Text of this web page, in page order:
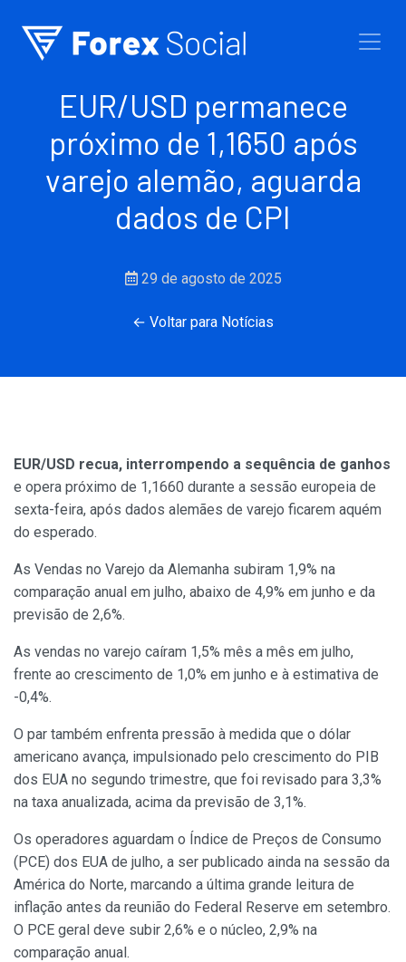
EUR/USD permanece
próximo de 1,1650 após
varejo alemão, aguarda
dados de CPI
29 de agosto de 2025
← Voltar para Notícias
EUR/USD recua, interrompendo a sequência de ganhos
e opera próximo de 1,1660 durante a sessão europeia de
sexta-feira, após dados alemães de varejo ficarem aquém
do esperado.
As Vendas no Varejo da Alemanha subiram 1,9% na
comparação anual em julho, abaixo de 4,9% em junho e da
previsão de 2,6%.
As vendas no varejo caíram 1,5% mês a mês em julho,
frente ao crescimento de 1,0% em junho e à estimativa de
-0,4%.
O par também enfrenta pressão à medida que o dólar
americano avança, impulsionado pelo crescimento do PIB
dos EUA no segundo trimestre, que foi revisado para 3,3%
na taxa anualizada, acima da previsão de 3,1%.
Os operadores aguardam o Índice de Preços de Consumo
(PCE) dos EUA de julho, a ser publicado ainda na sessão da
América do Norte, marcando a última grande leitura de
inflação antes da reunião do Federal Reserve em setembro.
O PCE geral deve subir 2,6% e o núcleo, 2,9% na
comparação anual.